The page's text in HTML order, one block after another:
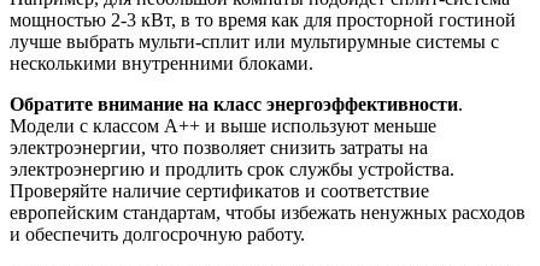
мощностью 2-3 кВт, в то время как для просторной гостиной
лучше выбрать мульти-сплит или мультирумные системы с
несколькими внутренними блоками.
Обратите внимание на класс энергоэффективности.
Модели с классом A++ и выше используют меньше
электроэнергии, что позволяет снизить затраты на
электроэнергию и продлить срок службы устройства.
Проверяйте наличие сертификатов и соответствие
европейским стандартам, чтобы избежать ненужных расходов
и обеспечить долгосрочную работу.